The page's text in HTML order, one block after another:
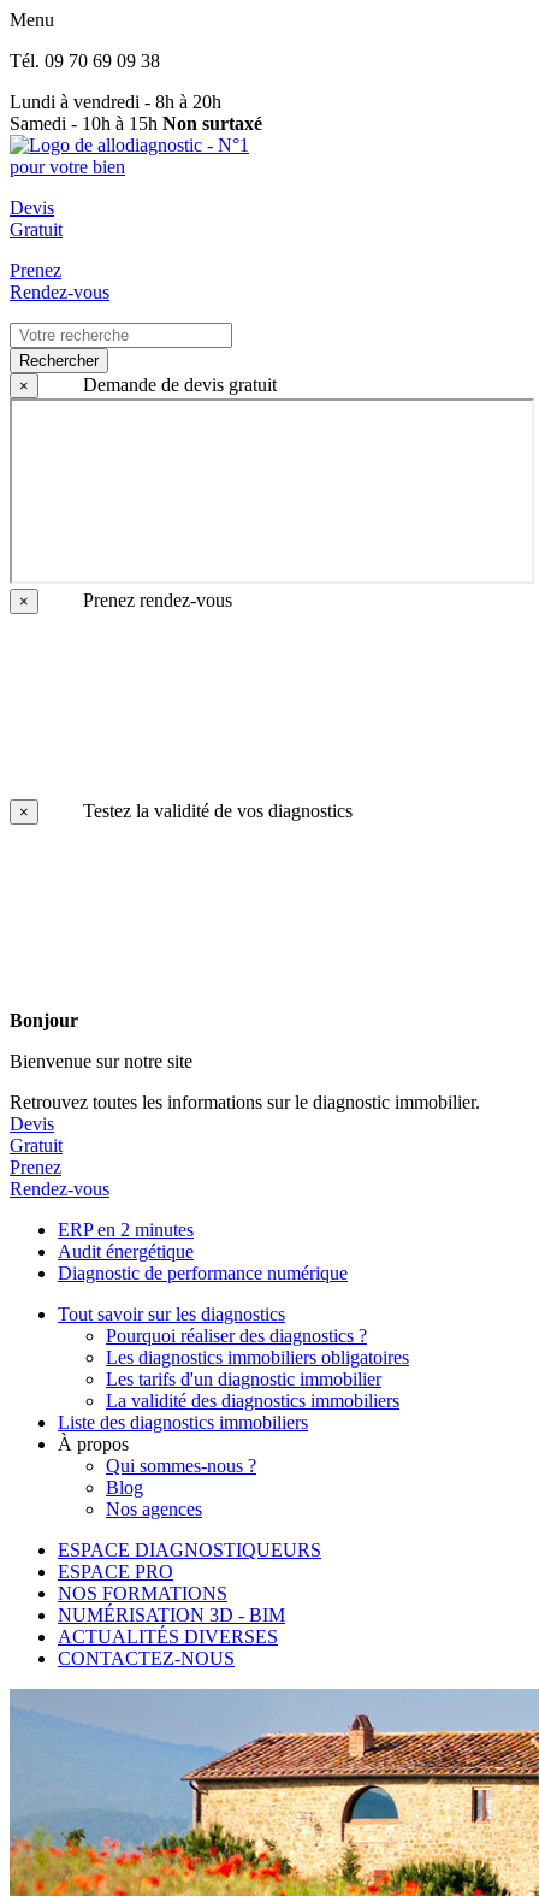
Menu
Tél. 09 70 69 09 38
Lundi à vendredi - 8h à 20h
Samedi - 10h à 15h Non surtaxé
Devis
Gratuit
Prenez
Rendez-vous
Rechercher
×
Demande de devis gratuit
× Prenez rendez-vous
× Testez la validité de vos diagnostics
Bonjour
Bienvenue sur notre site
Retrouvez toutes les informations sur le diagnostic immobilier.
Devis
Gratuit
Prenez
Rendez-vous
ERP en 2 minutes
Audit énergétique
Diagnostic de performance numérique
Tout savoir sur les diagnostics
Pourquoi réaliser des diagnostics ?
Les diagnostics immobiliers obligatoires
Les tarifs d'un diagnostic immobilier
La validité des diagnostics immobiliers
Liste des diagnostics immobiliers
À propos
Qui sommes-nous ?
Blog
Nos agences
ESPACE DIAGNOSTIQUEURS
ESPACE PRO
NOS FORMATIONS
NUMÉRISATION 3D - BIM
ACTUALITÉS DIVERSES
CONTACTEZ-NOUS